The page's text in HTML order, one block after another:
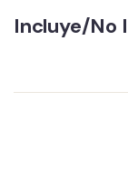
Incluye/No